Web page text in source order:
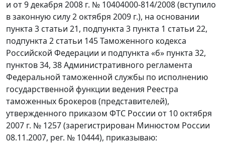
и от 9 декабря 2008 г. № 10404000-814/2008 (вступило
в законную силу 2 октября 2009 г.), на основании
пункта 3 статьи 21, подпункта 3 пункта 1 статьи 22,
подпункта 2 статьи 145 Таможенного кодекса
Российской Федерации и подпункта «б» пункта 32,
пунктов 34, 38 Административного регламента
Федеральной таможенной службы по исполнению
государственной функции ведения Реестра
таможенных брокеров (представителей),
утвержденного приказом ФТС России от 10 октября
2007 г. № 1257 (зарегистрирован Минюстом России
08.11.2007, рег. № 10444), приказываю: